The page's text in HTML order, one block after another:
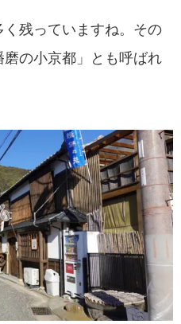
残っていますね。その
の小京都」とも呼ばれ